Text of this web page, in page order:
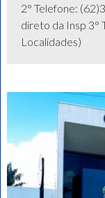
2° Telefone:
direto da Insp 3°
Localidades)